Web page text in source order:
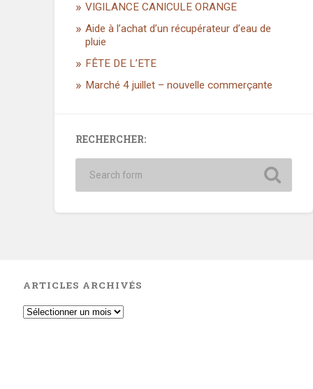
VIGILANCE CANICULE ORANGE
Aide à l’achat d’un récupérateur d’eau de
pluie
FÊTE DE L’ETE
Marché 4 juillet – nouvelle commerçante
RECHERCHER:
ARTICLES ARCHIVÉS